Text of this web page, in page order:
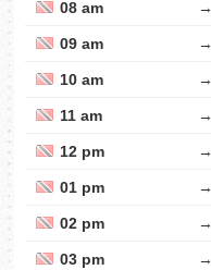
08 am →
09 am →
10 am →
11 am →
12 pm →
01 pm →
02 pm →
03 pm →